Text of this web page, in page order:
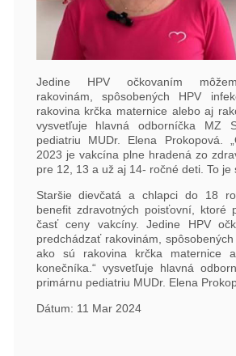
Jedine HPV očkovaním
rakovinám, spôsobených HPV
rakovina krčka maternice alebo aj
vysvetľuje hlavná odborníčka MZ
pediatriu MUDr. Elena Prokopová.
2023 je vakcína plne hradená zo
pre 12, 13 a už aj 14- ročné deti. To je
Staršie dievčatá a chlapci do 18
benefit zdravotných poisťovní, ktoré
časť ceny vakcíny. Jedine HPV
predchádzať rakovinám,
ako sú rakovina krčka maternice
konečníka.“ vysvetľuje hlavná
primárnu pediatriu MUDr. Elena
Dátum: 11 Mar 2024